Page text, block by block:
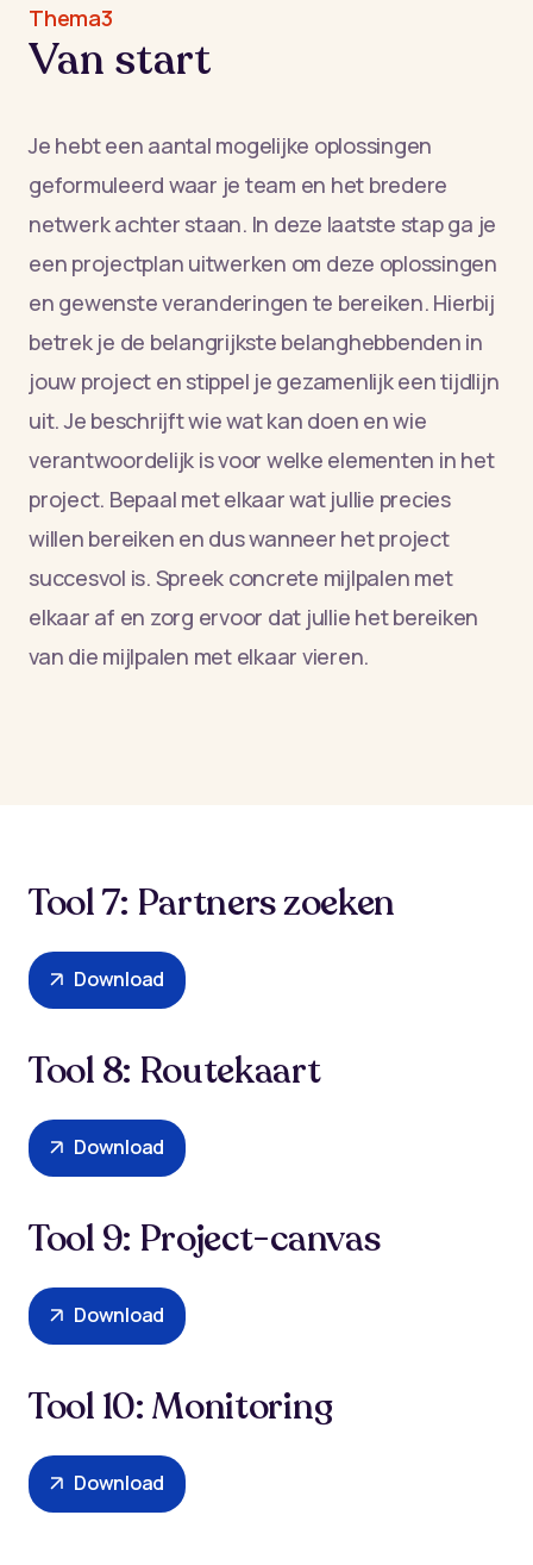
Thema3
Van start
Je hebt een aantal mogelijke oplossingen
geformuleerd waar je team en het bredere
netwerk achter staan. In deze laatste stap ga je
een projectplan uitwerken om deze oplossingen
en gewenste veranderingen te bereiken. Hierbij
betrek je de belangrijkste belanghebbenden in
jouw project en stippel je gezamenlijk een tijdlijn
uit. Je beschrijft wie wat kan doen en wie
verantwoordelijk is voor welke elementen in het
project. Bepaal met elkaar wat jullie precies
willen bereiken en dus wanneer het project
succesvol is. Spreek concrete mijlpalen met
elkaar af en zorg ervoor dat jullie het bereiken
van die mijlpalen met elkaar vieren.
Tool 7: Partners zoeken
Download
Tool 8: Routekaart
Download
Tool 9: Project-canvas
Download
Tool 10: Monitoring
Download